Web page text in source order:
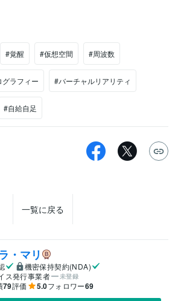
#覚醒 #仮想空間 #周波数
グラフィー #バーチャルリアリティ
#自給自足
一覧に戻る
・マリ
機密保持契約(NDA)
ス発行事業者
未登録
79評価 5.0フォロワー69